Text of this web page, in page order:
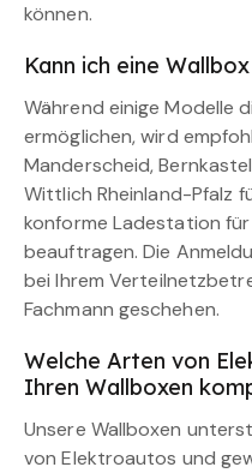
können.
Kann ich eine
Während einige Modelle
ermöglichen, wird
Manderscheid,
Wittlich Rheinland-Pfalz
konforme Ladestation
beauftragen. Die
bei Ihrem
Fachmann geschehen.
Welche Arten von
Ihren Wallboxen
Unsere Wallboxen
von Elektroautos und